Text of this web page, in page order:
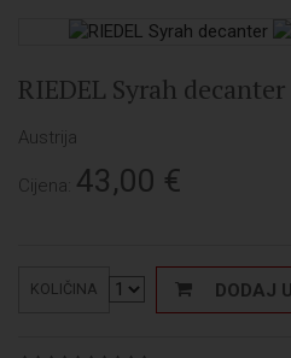
RIEDEL Syrah decanter
Austrija
Cijena: 43,00 €
KOLIČINA DODAJ